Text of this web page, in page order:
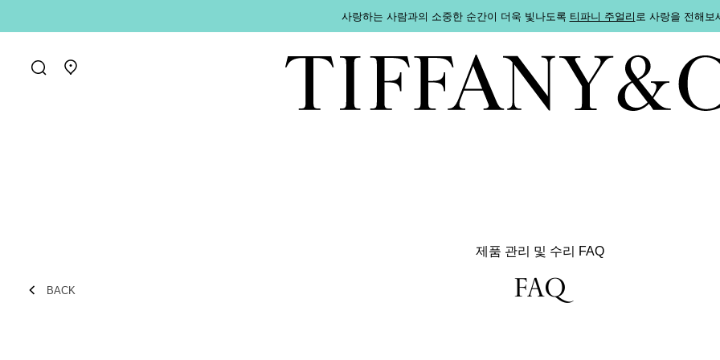
사랑하는 사람과의 소중한 순간이 더욱 빛나도록 티파니 주얼리로 사랑을 전해보
매장 찾기로 가기
BACK
제품 관리 및 수리 FAQ
FAQ